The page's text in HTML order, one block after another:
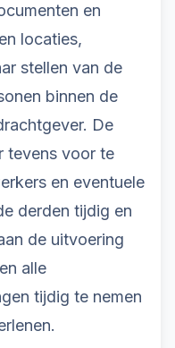
en
locaties,
stellen van de
binnen de
De
tevens voor te
en eventuele
derden tijdig en
de uitvoering
alle
tijdig te nemen